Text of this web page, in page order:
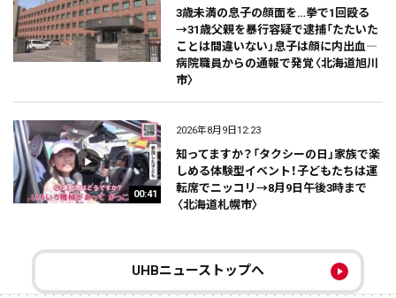
3歳未満の息子の顔面を…拳で1回殴る
→31歳父親を暴行容疑で逮捕「たたいた
ことは間違いない」息子は顔に内出血―
病院職員からの通報で発覚〈北海道旭川
市〉
00:41
2026年8月9日12:23
知ってますか？「タクシーの日」家族で楽
しめる体験型イベント！子どもたちは運
転席でニッコリ→8月9日午後3時まで
〈北海道札幌市〉
UHBニューストップへ